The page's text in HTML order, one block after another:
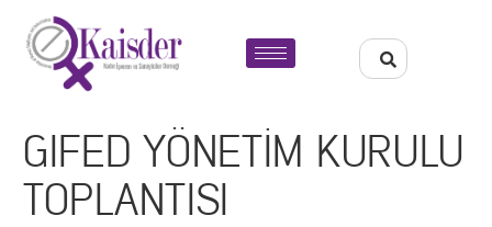
GIFED YÖNETİM KURULU
TOPLANTISI